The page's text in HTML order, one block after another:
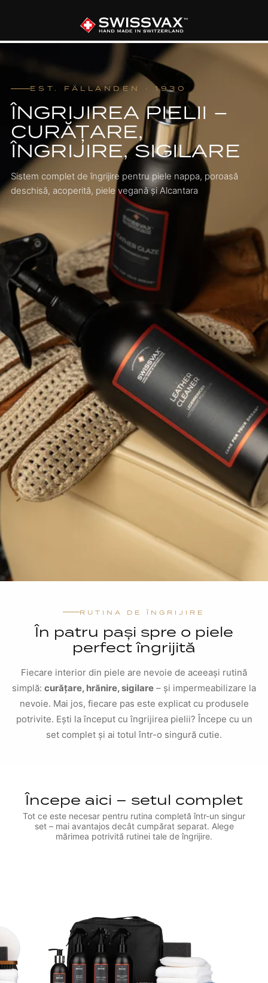
EST. FÄLLANDEN · 1930
ÎNGRIJIREA PIELII –
CURĂȚARE,
ÎNGRIJIRE, SIGILARE
Sistem complet de îngrijire pentru piele nappa, poroasă
deschisă, acoperită, piele vegană și Alcantara
RUTINA DE ÎNGRIJIRE
În patru pași spre o piele
perfect îngrijită
Fiecare interior din piele are nevoie de aceeași rutină
simplă: curățare, hrănire, sigilare – și impermeabilizare la
nevoie. Mai jos, fiecare pas este explicat cu produsele
potrivite. Ești la început cu îngrijirea pielii? Începe cu un
set complet și ai totul într-o singură cutie.
Începe aici – setul complet
Tot ce este necesar pentru rutina completă într-un singur
set – mai avantajos decât cumpărat separat. Alege
mărimea potrivită rutinei tale de îngrijire.